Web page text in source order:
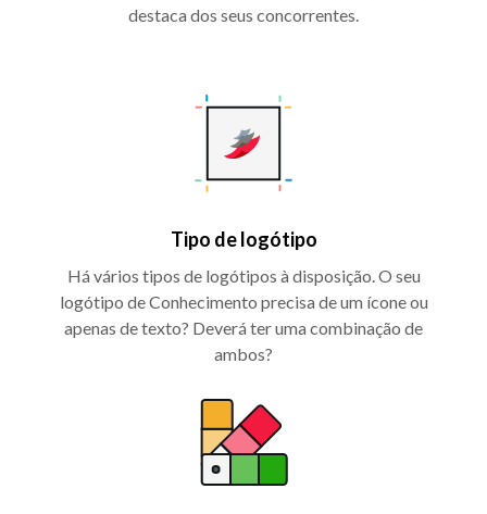
destaca dos seus concorrentes.
Tipo de logótipo
Há vários tipos de logótipos à disposição. O seu
logótipo de Conhecimento precisa de um ícone ou
apenas de texto? Deverá ter uma combinação de
ambos?